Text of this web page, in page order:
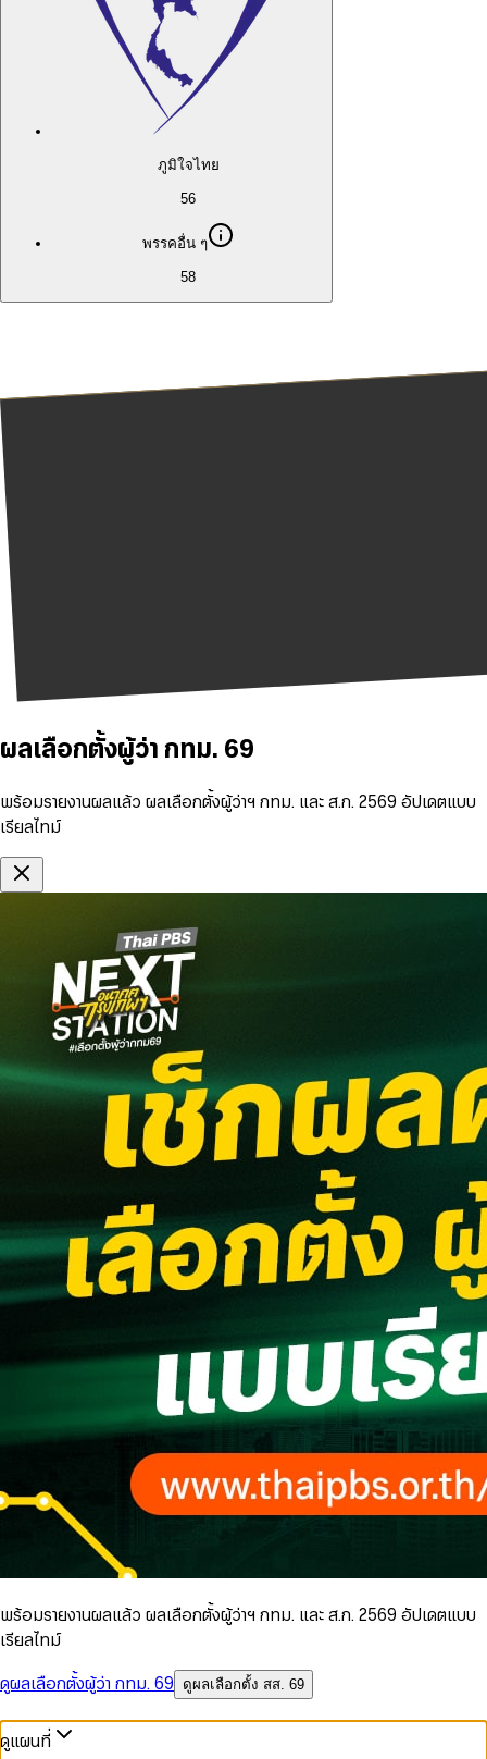
ภูมิใจไทย
56
พรรคอื่น ๆ
58
ผลเลือกตั้งผู้ว่า กทม. 69
พร้อมรายงานผลแล้ว ผลเลือกตั้งผู้ว่าฯ กทม. และ ส.ก. 2569 อัปเดตแบบ
เรียลไทม์
พร้อมรายงานผลแล้ว ผลเลือกตั้งผู้ว่าฯ กทม. และ ส.ก. 2569 อัปเดตแบบ
เรียลไทม์
ดูผลเลือกตั้งผู้ว่า กทม. 69
ดูผลเลือกตั้ง สส. 69
ดูแผนที่